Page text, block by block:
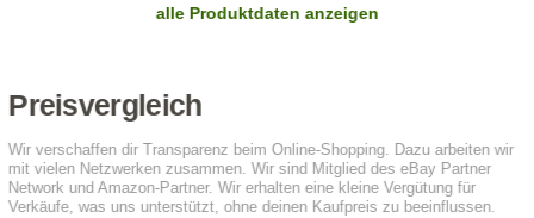
alle Produktdaten anzeigen
Preisvergleich
Wir verschaffen dir Transparenz beim Online-Shopping. Dazu arbeiten wir
mit vielen Netzwerken zusammen. Wir sind Mitglied des eBay Partner
Network und Amazon-Partner. Wir erhalten eine kleine Vergütung für
Verkäufe, was uns unterstützt, ohne deinen Kaufpreis zu beeinflussen.